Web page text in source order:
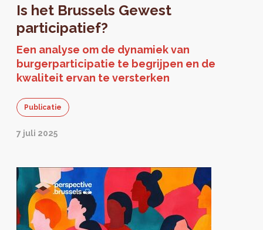
Is het Brussels Gewest
participatief?
Een analyse om de dynamiek van
burgerparticipatie te begrijpen en de
kwaliteit ervan te versterken
Publicatie
7 juli 2025